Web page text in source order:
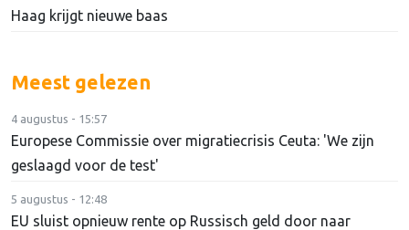
Haag krijgt nieuwe baas
Meest gelezen
4 augustus - 15:57
Europese Commissie over migratiecrisis Ceuta: 'We zijn
geslaagd voor de test'
5 augustus - 12:48
EU sluist opnieuw rente op Russisch geld door naar